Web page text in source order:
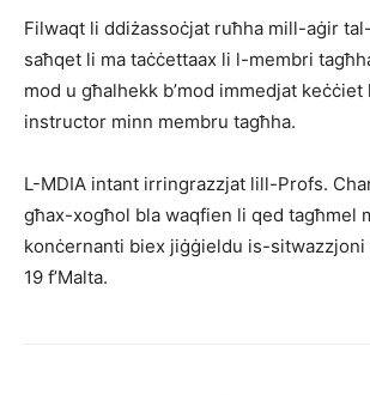
Filwaqt li ddiżassoċjat ruħha mill-aġir
saħqet li ma taċċettaax li l-membri
mod u għalhekk b’mod immedjat
instructor minn membru tagħha.
L-MDIA intant irringrazzjat lill-Profs.
għax-xogħol bla waqfien li qed tagħmel
konċernanti biex jiġġieldu is-
19 f’Malta.